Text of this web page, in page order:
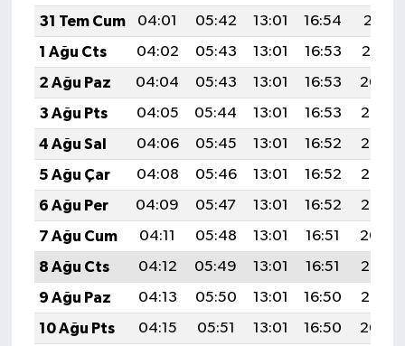
31 Tem Cum
04:01 05:42 13:01 16:54
20:11
1 Ağu Cts
04:02 05:43 13:01 16:53
20:10
2 Ağu Paz
04:04 05:43 13:01 16:53
20:09
3 Ağu Pts
04:05 05:44 13:01 16:53
20:08
4 Ağu Sal
04:06 05:45 13:01 16:52
20:07
5 Ağu Çar
04:08 05:46 13:01 16:52
20:06
6 Ağu Per
04:09 05:47 13:01 16:52
20:05
7 Ağu Cum
04:11 05:48 13:01 16:51
20:04
8 Ağu Cts
04:12 05:49 13:01 16:51
20:03
9 Ağu Paz
04:13 05:50 13:01 16:50
20:02
10 Ağu Pts
04:15 05:51 13:01 16:50
20:00